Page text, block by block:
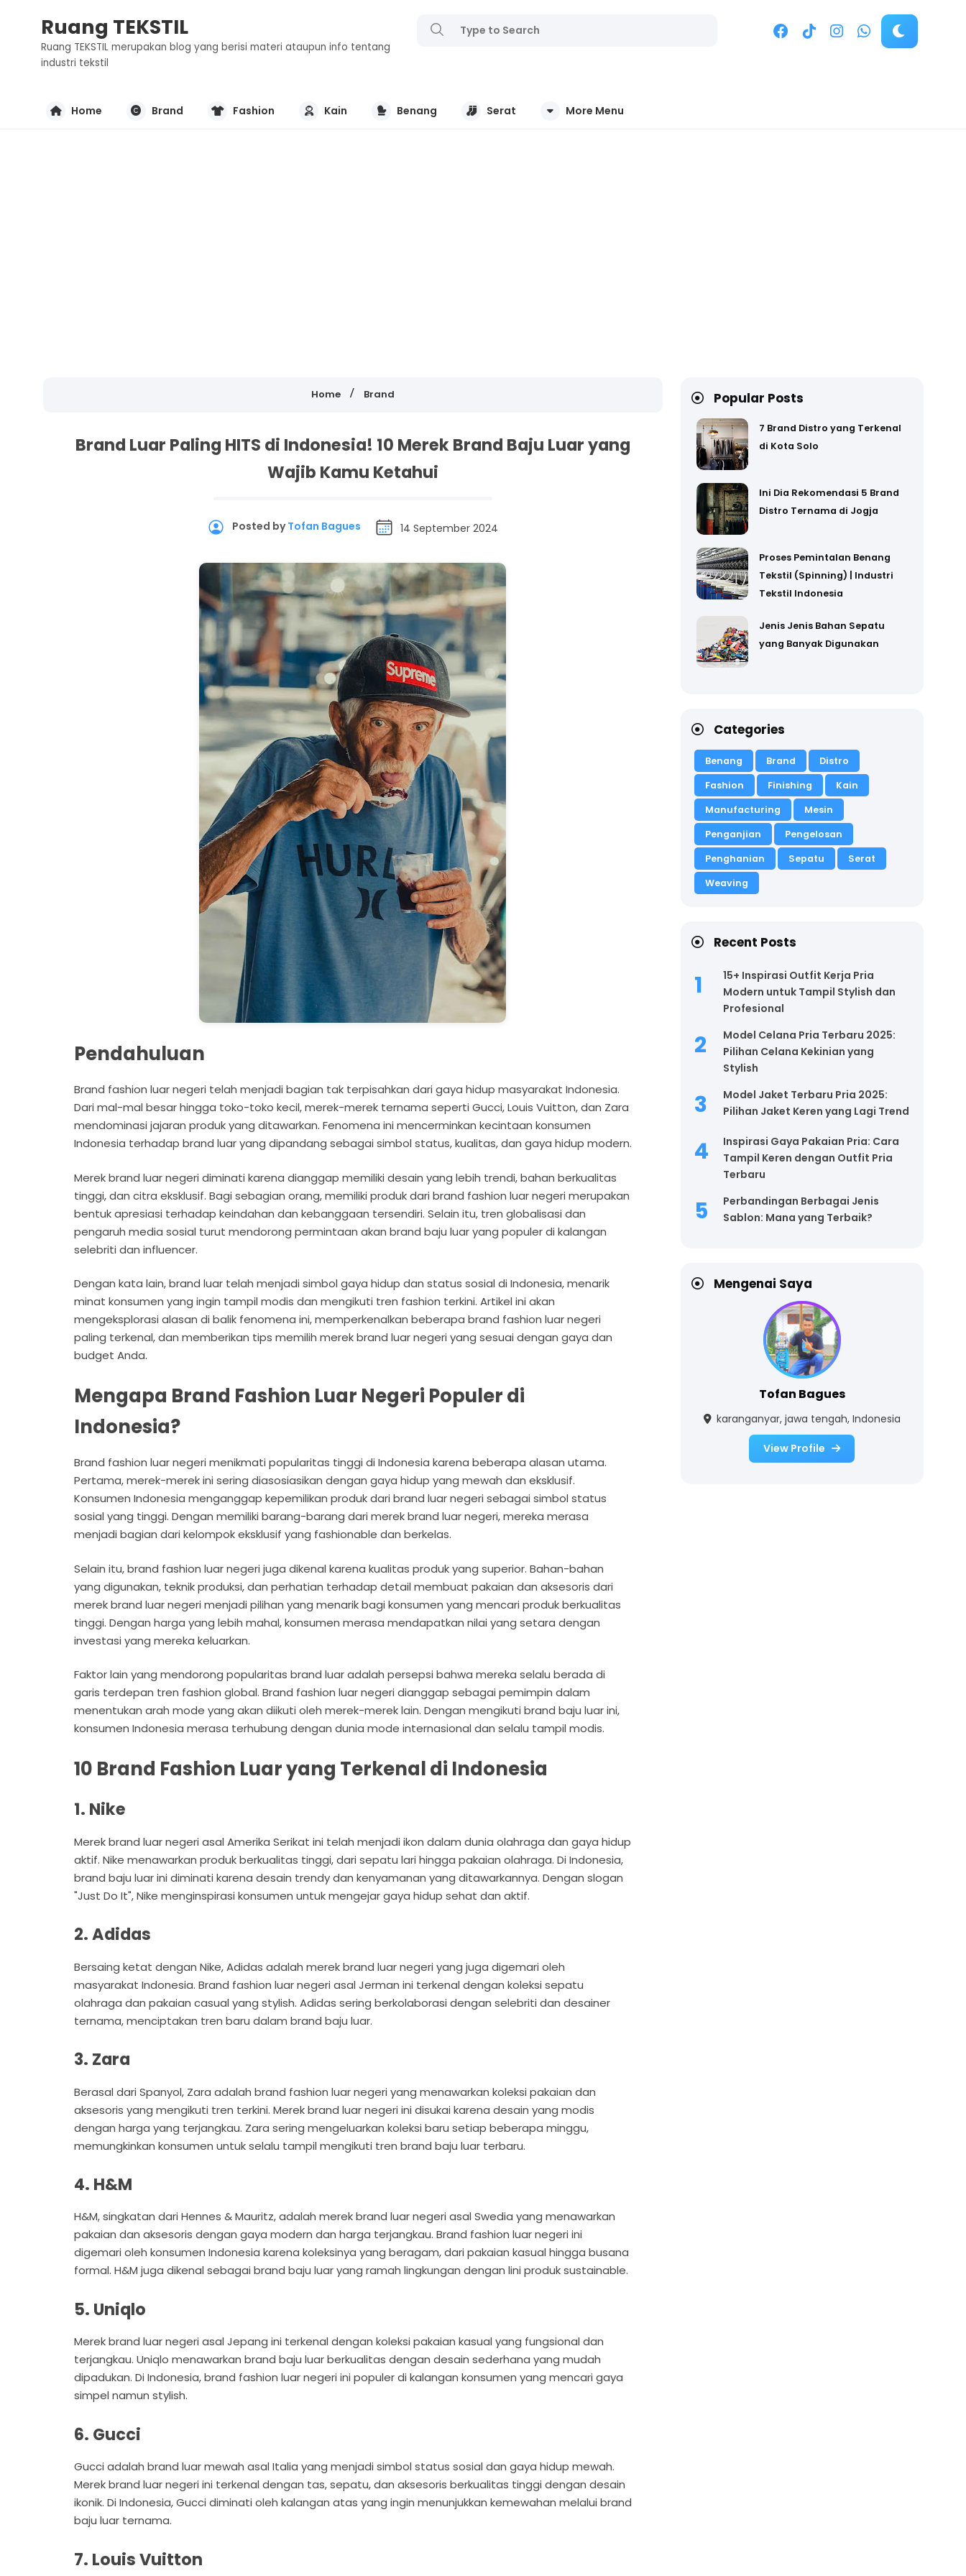
Ruang TEKSTIL
Ruang TEKSTIL merupakan blog yang berisi materi ataupun info tentang
industri tekstil
Home Brand Fashion Kain Benang Serat More Menu
Home Brand
Brand Luar Paling HITS di Indonesia! 10 Merek Brand Baju Luar yang
Wajib Kamu Ketahui
Posted byTofan Bagues 14 September 2024
Pendahuluan
Brand fashion luar negeri telah menjadi bagian tak terpisahkan dari gaya hidup masyarakat Indonesia.
Dari mal-mal besar hingga toko-toko kecil, merek-merek ternama seperti Gucci, Louis Vuitton, dan Zara
mendominasi jajaran produk yang ditawarkan. Fenomena ini mencerminkan kecintaan konsumen
Indonesia terhadap brand luar yang dipandang sebagai simbol status, kualitas, dan gaya hidup modern.
Merek brand luar negeri diminati karena dianggap memiliki desain yang lebih trendi, bahan berkualitas
tinggi, dan citra eksklusif. Bagi sebagian orang, memiliki produk dari brand fashion luar negeri merupakan
bentuk apresiasi terhadap keindahan dan kebanggaan tersendiri. Selain itu, tren globalisasi dan
pengaruh media sosial turut mendorong permintaan akan brand baju luar yang populer di kalangan
selebriti dan influencer.
Dengan kata lain, brand luar telah menjadi simbol gaya hidup dan status sosial di Indonesia, menarik
minat konsumen yang ingin tampil modis dan mengikuti tren fashion terkini. Artikel ini akan
mengeksplorasi alasan di balik fenomena ini, memperkenalkan beberapa brand fashion luar negeri
paling terkenal, dan memberikan tips memilih merek brand luar negeri yang sesuai dengan gaya dan
budget Anda.
Mengapa Brand Fashion Luar Negeri Populer di
Indonesia?
Brand fashion luar negeri menikmati popularitas tinggi di Indonesia karena beberapa alasan utama.
Pertama, merek-merek ini sering diasosiasikan dengan gaya hidup yang mewah dan eksklusif.
Konsumen Indonesia menganggap kepemilikan produk dari brand luar negeri sebagai simbol status
sosial yang tinggi. Dengan memiliki barang-barang dari merek brand luar negeri, mereka merasa
menjadi bagian dari kelompok eksklusif yang fashionable dan berkelas.
Selain itu, brand fashion luar negeri juga dikenal karena kualitas produk yang superior. Bahan-bahan
yang digunakan, teknik produksi, dan perhatian terhadap detail membuat pakaian dan aksesoris dari
merek brand luar negeri menjadi pilihan yang menarik bagi konsumen yang mencari produk berkualitas
tinggi. Dengan harga yang lebih mahal, konsumen merasa mendapatkan nilai yang setara dengan
investasi yang mereka keluarkan.
Faktor lain yang mendorong popularitas brand luar adalah persepsi bahwa mereka selalu berada di
garis terdepan tren fashion global. Brand fashion luar negeri dianggap sebagai pemimpin dalam
menentukan arah mode yang akan diikuti oleh merek-merek lain. Dengan mengikuti brand baju luar ini,
konsumen Indonesia merasa terhubung dengan dunia mode internasional dan selalu tampil modis.
10 Brand Fashion Luar yang Terkenal di Indonesia
1. Nike
Merek brand luar negeri asal Amerika Serikat ini telah menjadi ikon dalam dunia olahraga dan gaya hidup
aktif. Nike menawarkan produk berkualitas tinggi, dari sepatu lari hingga pakaian olahraga. Di Indonesia,
brand baju luar ini diminati karena desain trendy dan kenyamanan yang ditawarkannya. Dengan slogan
"Just Do It", Nike menginspirasi konsumen untuk mengejar gaya hidup sehat dan aktif.
2. Adidas
Bersaing ketat dengan Nike, Adidas adalah merek brand luar negeri yang juga digemari oleh
masyarakat Indonesia. Brand fashion luar negeri asal Jerman ini terkenal dengan koleksi sepatu
olahraga dan pakaian casual yang stylish. Adidas sering berkolaborasi dengan selebriti dan desainer
ternama, menciptakan tren baru dalam brand baju luar.
3. Zara
Berasal dari Spanyol, Zara adalah brand fashion luar negeri yang menawarkan koleksi pakaian dan
aksesoris yang mengikuti tren terkini. Merek brand luar negeri ini disukai karena desain yang modis
dengan harga yang terjangkau. Zara sering mengeluarkan koleksi baru setiap beberapa minggu,
memungkinkan konsumen untuk selalu tampil mengikuti tren brand baju luar terbaru.
4. H&M
H&M, singkatan dari Hennes & Mauritz, adalah merek brand luar negeri asal Swedia yang menawarkan
pakaian dan aksesoris dengan gaya modern dan harga terjangkau. Brand fashion luar negeri ini
digemari oleh konsumen Indonesia karena koleksinya yang beragam, dari pakaian kasual hingga busana
formal. H&M juga dikenal sebagai brand baju luar yang ramah lingkungan dengan lini produk sustainable.
5. Uniqlo
Merek brand luar negeri asal Jepang ini terkenal dengan koleksi pakaian kasual yang fungsional dan
terjangkau. Uniqlo menawarkan brand baju luar berkualitas dengan desain sederhana yang mudah
dipadukan. Di Indonesia, brand fashion luar negeri ini populer di kalangan konsumen yang mencari gaya
simpel namun stylish.
6. Gucci
Gucci adalah brand luar mewah asal Italia yang menjadi simbol status sosial dan gaya hidup mewah.
Merek brand luar negeri ini terkenal dengan tas, sepatu, dan aksesoris berkualitas tinggi dengan desain
ikonik. Di Indonesia, Gucci diminati oleh kalangan atas yang ingin menunjukkan kemewahan melalui brand
baju luar ternama.
7. Louis Vuitton
Popular Posts
7 Brand Distro yang Terkenal
di Kota Solo
Ini Dia Rekomendasi 5 Brand
Distro Ternama di Jogja
Proses Pemintalan Benang
Tekstil (Spinning) | Industri
Tekstil Indonesia
Jenis Jenis Bahan Sepatu
yang Banyak Digunakan
Categories
Benang Brand
Distro
Fashion
Finishing
Kain
Manufacturing
Mesin
Penganjian
Pengelosan
Penghanian
Sepatu
Serat
Weaving
Recent Posts
15+ Inspirasi Outfit Kerja Pria
Modern untuk Tampil Stylish dan
Profesional
Model Celana Pria Terbaru 2025:
Pilihan Celana Kekinian yang
Stylish
Model Jaket Terbaru Pria 2025:
Pilihan Jaket Keren yang Lagi Trend
Inspirasi Gaya Pakaian Pria: Cara
Tampil Keren dengan Outfit Pria
Terbaru
Perbandingan Berbagai Jenis
Sablon: Mana yang Terbaik?
Mengenai Saya
Tofan Bagues
karanganyar, jawa tengah, Indonesia
View Profile